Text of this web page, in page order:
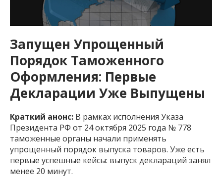
Запущен Упрощенный
Порядок Таможенного
Оформления: Первые
Декларации Уже Выпущены
Краткий анонс: В рамках исполнения Указа
Президента РФ от 24 октября 2025 года № 778
таможенные органы начали применять
упрощенный порядок выпуска товаров. Уже есть
первые успешные кейсы: выпуск деклараций занял
менее 20 минут.